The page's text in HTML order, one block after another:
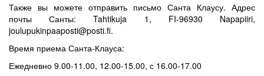
Также вы можете отправить письмо Санта Клаусу. Адрес
почты Санты: Tahtikuja 1, FI-96930 Napapiiri,
joulupukinpaaposti@posti.fi.
Время приема Санта-Клауса:
Ежедневно 9.00-11.00, 12.00-15.00, с 16.00-17.00